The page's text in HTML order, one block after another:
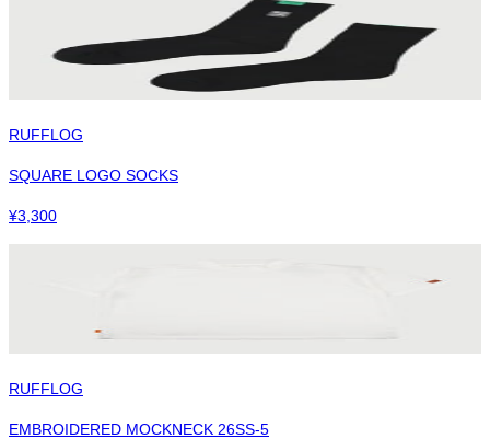
RUFFLOG
SQUARE LOGO SOCKS
¥3,300
RUFFLOG
EMBROIDERED MOCKNECK 26SS-5